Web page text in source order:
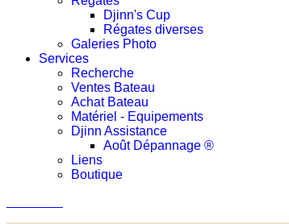
Djinn's Cup
Régates diverses
Galeries Photo
Services
Recherche
Ventes Bateau
Achat Bateau
Matériel - Equipements
Djinn Assistance
Août Dépannage ®
Liens
Boutique